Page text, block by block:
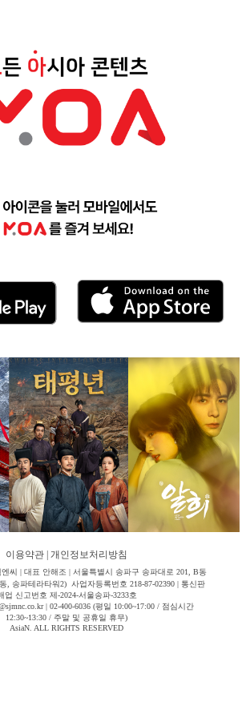
이용약관 개인정보처리방침
씨 | 대표 안해조 | 서울특별시 송파구 송파대로 201, B동
, 송파테라타워2) 사업자등록번호 218-87-02390 | 통신판
업 신고번호 제-2024-서울송파-3233호
| 02-400-6036 (평일 10:00~17:00 / 점심시간
12:30~13:30 / 주말 및 공휴일 휴무)
AsiaN. ALL RIGHTS RESERVED